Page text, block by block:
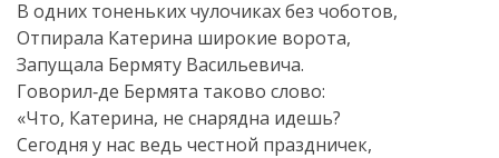
В одних тоненьких чулочиках без чоботов,
Отпирала Катерина широкие ворота,
Запущала Бермяту Васильевича.
Говорил‑де Бермята таково слово:
«Что, Катерина, не снарядна идешь?
Сегодня у нас ведь честной праздничек,